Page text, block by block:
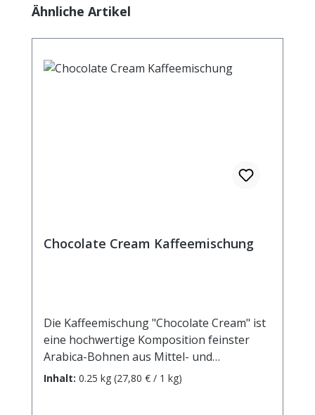
Produktgalerie überspringen
Ähnliche Artikel
Chocolate Cream Kaffeemischung
Die Kaffeemischung "Chocolate Cream" ist
eine hochwertige Komposition feinster
Arabica-Bohnen aus Mittel- und
Südamerika. In Verbindung mit dem
Inhalt: 0.25 kg (27,80 € / 1 kg)